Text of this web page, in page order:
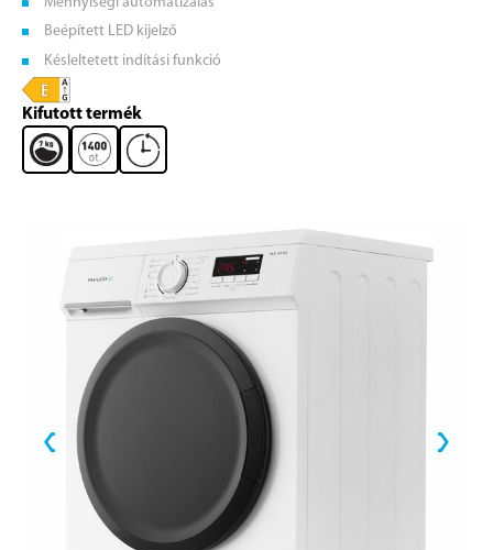
Beépített LED kijelző
Késleltetett indítási funkció
Kifutott termék